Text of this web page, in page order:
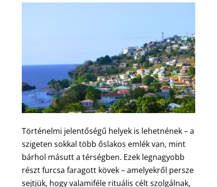
Történelmi jelentőségű helyek is lehetnének – a
szigeten sokkal több őslakos emlék van, mint
bárhol másutt a térségben. Ezek legnagyobb
részt furcsa faragott kövek – amelyekről persze
sejtjük, hogy valamiféle rituális célt szolgálnak,